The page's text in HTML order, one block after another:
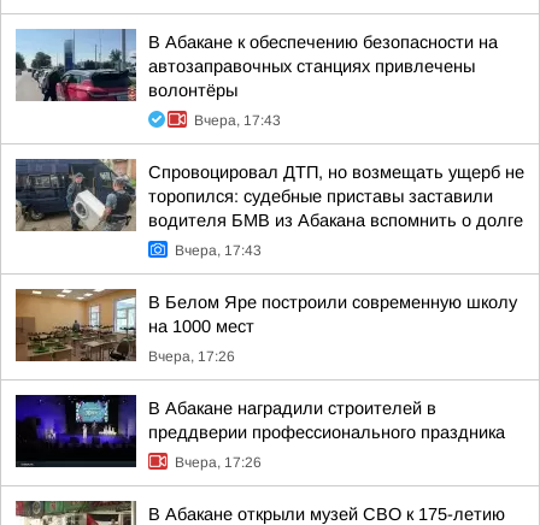
В Абакане к обеспечению безопасности на
автозаправочных станциях привлечены
волонтёры
Вчера, 17:43
Спровоцировал ДТП, но возмещать ущерб не
торопился: судебные приставы заставили
водителя БМВ из Абакана вспомнить о долге
Вчера, 17:43
В Белом Яре построили современную школу
на 1000 мест
Вчера, 17:26
В Абакане наградили строителей в
преддверии профессионального праздника
Вчера, 17:26
В Абакане открыли музей СВО к 175-летию